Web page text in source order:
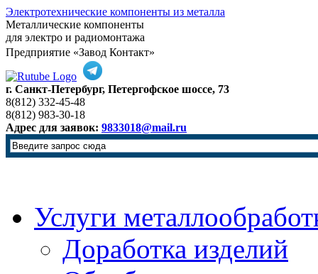
Электротехнические компоненты из металла
Металлические компоненты
для электро и радиомонтажа
Предприятие «Завод Контакт»
г. Санкт-Петербург, Петергофское шоссе, 73
8(812) 332-45-48
8(812) 983-30-18
Адрес для заявок: 9833018@mail.ru
Услуги
Доработка изделий